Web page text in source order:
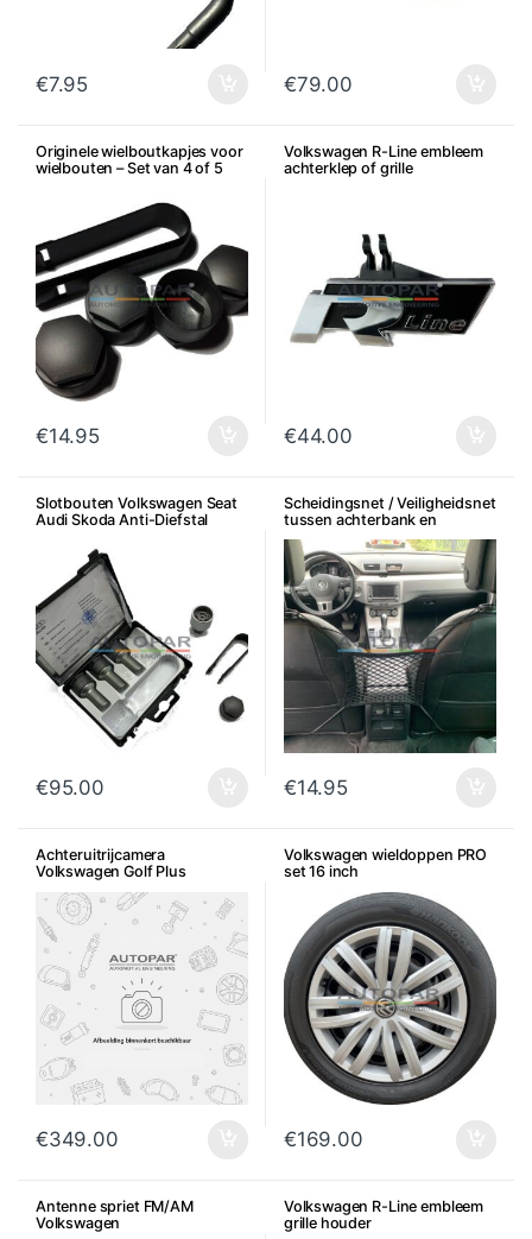
€7.95 €79.00
Originele wielboutkapjes voor
wielbouten – Set van 4 of 5
€14.95
Volkswagen R-Line embleem
achterklep of grille
€44.00
Slotbouten Volkswagen Seat
Audi Skoda Anti-Diefstal
€95.00
Scheidingsnet / Veiligheidsnet
tussen achterbank en
voorstoelen
€14.95
Achteruitrijcamera
Volkswagen Golf Plus
€349.00
Volkswagen wieldoppen PRO
set 16 inch
€169.00
Antenne spriet FM/AM
Volkswagen
Volkswagen R-Line embleem
grille houder